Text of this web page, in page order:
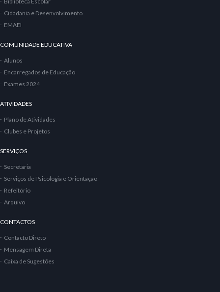
Cidadania e Desenvolvimento
EMAEI
COMUNIDADE EDUCATIVA
Alunos
Encarregados de Educação
Exames 2024
ATIVIDADES
Plano de Atividades
Clubes e Projetos
SERVIÇOS
Secretaria
Serviços de Psicologia e Orientação
Refeitório
Arquivo
CONTACTOS
Contacto Direto
Mensagem Direta
Caixa de Sugestões